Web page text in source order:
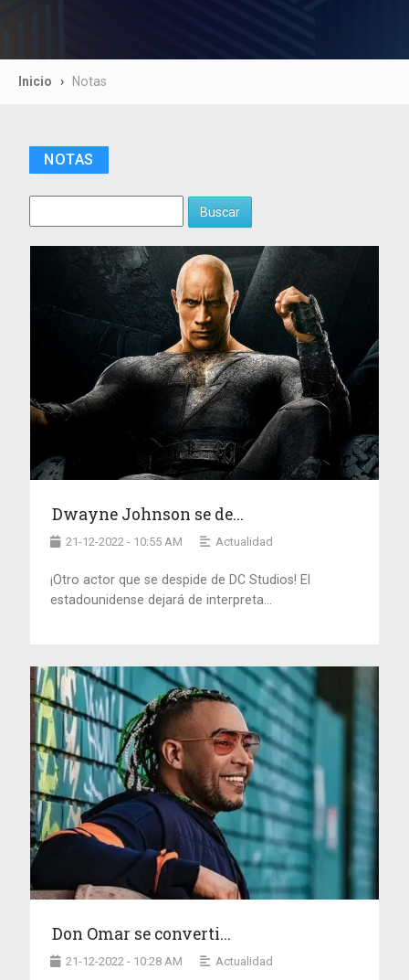
Inicio Notas
NOTAS
Buscar
Dwayne Johnson se de...
21-12-2022 - 10:55 AM Actualidad
¡Otro actor que se despide de DC Studios! El
estadounidense dejará de interpreta...
Don Omar se converti...
21-12-2022 - 10:28 AM Actualidad